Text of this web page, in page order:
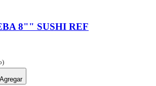
8"" SUSHI REF
Agregar